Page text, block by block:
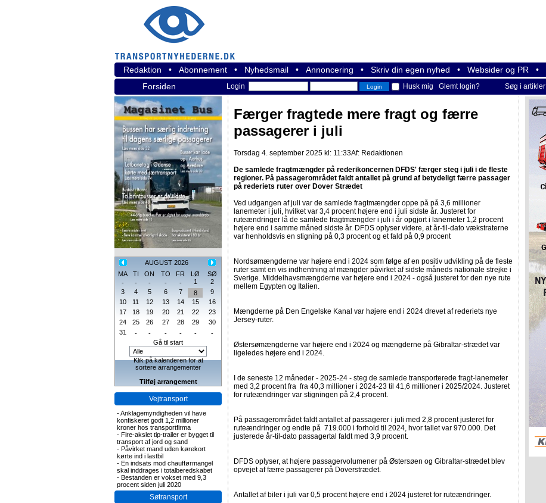
Redaktion • Abonnement • Nyhedsmail • Annoncering • Skriv din egen nyhed • Websider og PR •
Forsiden
Login Husk mig Glemt login? Søg i artikler
AUGUST 2026
MA
TI ON TO FR LØ
SØ
-
- - - - 1
2
3
4 5 6 7 8
9
10
11 12 13 14 15
16
17
18 19 20 21 22
23
24
25 26 27 28 29
30
31
- - - - -
-
Gå til start
Klik på kalenderen for at
sortere arrangementer
Tilføj arrangement
Vejtransport
-Anklagemyndigheden vil have
konfiskeret godt 1,2 millioner
kroner hos transportfirma
- Fire-akslet tip-trailer er bygget til
transport af jord og sand
- Påvirket mand uden kørekort
kørte ind i lastbil
- En indsats mod chaufførmangel
skal inddrages i totalberedskabet
- Bestanden er vokset med 9,3
procent siden juli 2020
Søtransport
Færger fragtede mere fragt og færre
passagerer i juli
Torsdag 4. september 2025 kl: 11:33Af: Redaktionen
De samlede fragtmængder på rederikoncernen DFDS' færger steg i juli i de fleste
regioner. På passagerområdet faldt antallet på grund af betydeligt færre passager
på rederiets ruter over Dover Strædet
Ved udgangen af juli var de samlede fragtmængder oppe på på 3,6 millioner
lanemeter i juli, hvilket var 3,4 procent højere end i juli sidste år. Justeret for
ruteændringer lå de samlede fragtmængder i juli i år opgjort i lanemeter 1,2 procent
højere end i samme måned sidste år. DFDS oplyser videre, at år-til-dato vækstraterne
var henholdsvis en stigning på 0,3 procent og et fald på 0,9 procent
Nordsømængderne var højere end i 2024 som følge af en positiv udvikling på de fleste
ruter samt en vis indhentning af mængder påvirket af sidste måneds nationale strejke i
Sverige. Middelhavsmængderne var højere end i 2024 - også justeret for den nye rute
mellem Egypten og Italien.
Mængderne på Den Engelske Kanal var højere end i 2024 drevet af rederiets nye
Jersey-ruter.
Østersømængderne var højere end i 2024 og mængderne på Gibraltar-strædet var
ligeledes højere end i 2024.
I de seneste 12 måneder - 2025-24 - steg de samlede transporterede fragt-lanemeter
med 3,2 procent fra fra 40,3 millioner i 2024-23 til 41,6 millioner i 2025/2024. Justeret
for ruteændringer var stigningen på 2,4 procent.
På passagerområdet faldt antallet af passagerer i juli med 2,8 procent justeret for
ruteændringer og endte på 719.000 i forhold til 2024, hvor tallet var 970.000. Det
justerede år-til-dato passagertal faldt med 3,9 procent.
DFDS oplyser, at højere passagervolumener på Østersøen og Gibraltar-strædet blev
opvejet af færre passagerer på Doverstrædet.
Antallet af biler i juli var 0,5 procent højere end i 2024 justeret for ruteændringer.